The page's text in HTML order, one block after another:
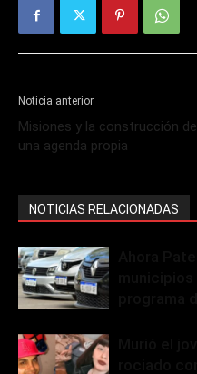
Noticia anterior
Misiones y la construcción de
una agenda propia
NOTICIAS RELACIONADAS